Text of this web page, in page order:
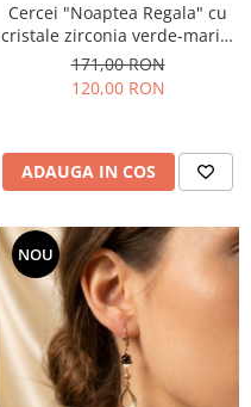
Cercei "Noaptea Regala" cu
cristale zirconia verde-marin,
placati cu aur
171,00 RON
120,00 RON
ADAUGA IN COS
NOU